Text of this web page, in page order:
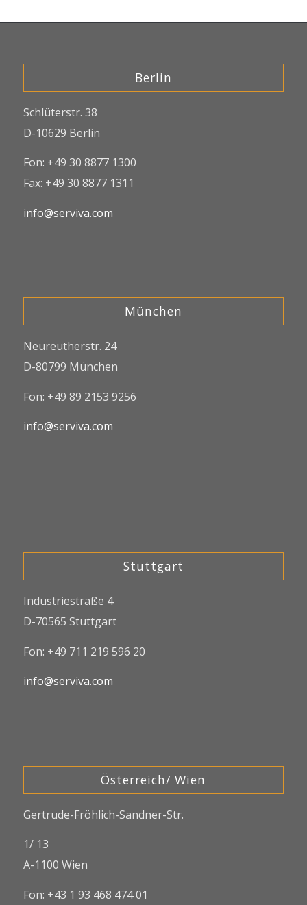
Berlin
Schlüterstr. 38
D-10629 Berlin
Fon: +49 30 8877 1300
Fax: +49 30 8877 1311
info@serviva.com
München
Neureutherstr. 24
D-80799 München
Fon: +49 89 2153 9256
info@serviva.com
Stuttgart
Industriestraße 4
D-70565 Stuttgart
Fon: +49 711 219 596 20
info@serviva.com
Österreich/ Wien
Gertrude-Fröhlich-Sandner-Str.
1/ 13
A-1100 Wien
Fon: +43 1 93 468 474 01